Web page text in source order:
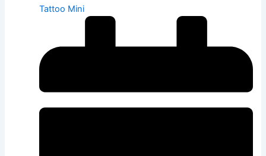
Tattoo Mini